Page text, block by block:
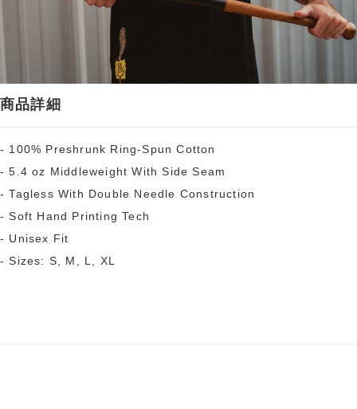
商品詳細
- 100% Preshrunk Ring-Spun Cotton
- 5.4 oz Middleweight With Side Seam
- Tagless With Double Needle Construction
- Soft Hand Printing Tech
- Unisex Fit
- Sizes: S, M, L, XL